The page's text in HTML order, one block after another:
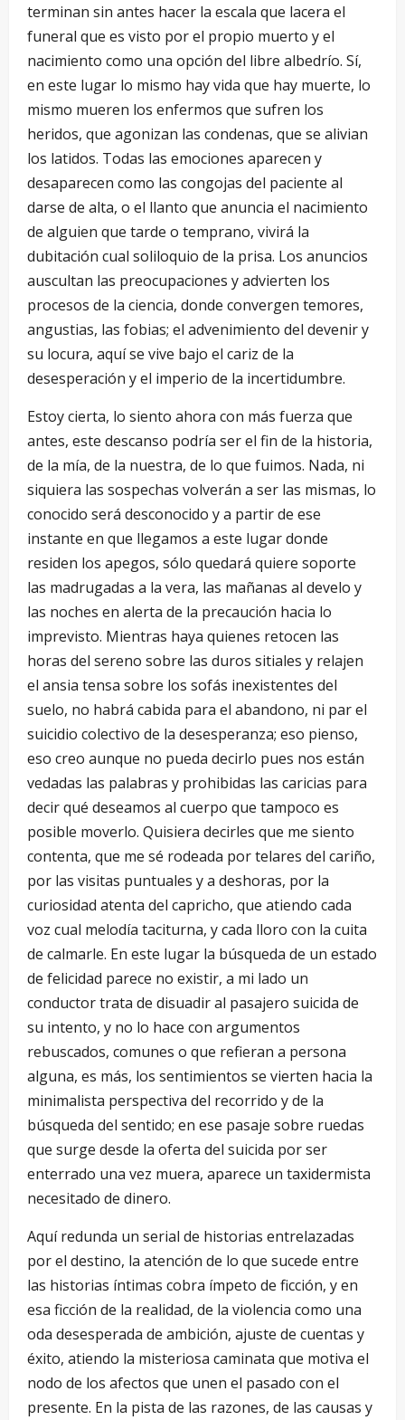
terminan sin antes hacer la escala que lacera el
funeral que es visto por el propio muerto y el
nacimiento como una opción del libre albedrío. Sí,
en este lugar lo mismo hay vida que hay muerte, lo
mismo mueren los enfermos que sufren los
heridos, que agonizan las condenas, que se alivian
los latidos. Todas las emociones aparecen y
desaparecen como las congojas del paciente al
darse de alta, o el llanto que anuncia el nacimiento
de alguien que tarde o temprano, vivirá la
dubitación cual soliloquio de la prisa. Los anuncios
auscultan las preocupaciones y advierten los
procesos de la ciencia, donde convergen temores,
angustias, las fobias; el advenimiento del devenir y
su locura, aquí se vive bajo el cariz de la
desesperación y el imperio de la incertidumbre.
Estoy cierta, lo siento ahora con más fuerza que
antes, este descanso podría ser el fin de la historia,
de la mía, de la nuestra, de lo que fuimos. Nada, ni
siquiera las sospechas volverán a ser las mismas, lo
conocido será desconocido y a partir de ese
instante en que llegamos a este lugar donde
residen los apegos, sólo quedará quiere soporte
las madrugadas a la vera, las mañanas al develo y
las noches en alerta de la precaución hacia lo
imprevisto. Mientras haya quienes retocen las
horas del sereno sobre las duros sitiales y relajen
el ansia tensa sobre los sofás inexistentes del
suelo, no habrá cabida para el abandono, ni par el
suicidio colectivo de la desesperanza; eso pienso,
eso creo aunque no pueda decirlo pues nos están
vedadas las palabras y prohibidas las caricias para
decir qué deseamos al cuerpo que tampoco es
posible moverlo. Quisiera decirles que me siento
contenta, que me sé rodeada por telares del cariño,
por las visitas puntuales y a deshoras, por la
curiosidad atenta del capricho, que atiendo cada
voz cual melodía taciturna, y cada lloro con la cuita
de calmarle. En este lugar la búsqueda de un estado
de felicidad parece no existir, a mi lado un
conductor trata de disuadir al pasajero suicida de
su intento, y no lo hace con argumentos
rebuscados, comunes o que refieran a persona
alguna, es más, los sentimientos se vierten hacia la
minimalista perspectiva del recorrido y de la
búsqueda del sentido; en ese pasaje sobre ruedas
que surge desde la oferta del suicida por ser
enterrado una vez muera, aparece un taxidermista
necesitado de dinero.
Aquí redunda un serial de historias entrelazadas
por el destino, la atención de lo que sucede entre
las historias íntimas cobra ímpeto de ficción, y en
esa ficción de la realidad, de la violencia como una
oda desesperada de ambición, ajuste de cuentas y
éxito, atiendo la misteriosa caminata que motiva el
nodo de los afectos que unen el pasado con el
presente. En la pista de las razones, de las causas y